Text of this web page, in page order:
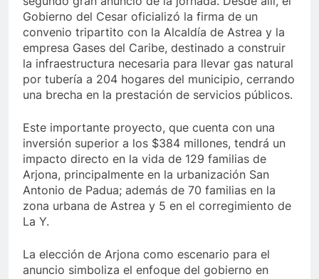
Gobierno del Cesar oficializó la firma de un
convenio tripartito con la Alcaldía de Astrea y la
empresa Gases del Caribe, destinado a construir
la infraestructura necesaria para llevar gas natural
por tubería a 204 hogares del municipio, cerrando
una brecha en la prestación de servicios públicos.
Este importante proyecto, que cuenta con una
inversión superior a los $384 millones, tendrá un
impacto directo en la vida de 129 familias de
Arjona, principalmente en la urbanización San
Antonio de Padua; además de 70 familias en la
zona urbana de Astrea y 5 en el corregimiento de
La Y.
La elección de Arjona como escenario para el
anuncio simboliza el enfoque del gobierno en